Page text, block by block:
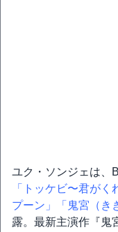
ユク・ソンジェは、
「トッケビ〜君がく
プーン」
「鬼宮（き
露。最新主演作『鬼